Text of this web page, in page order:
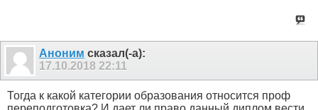
Аноним сказал(-а):
17.10.2018 22:11
Тогда к какой категории образования относится проф